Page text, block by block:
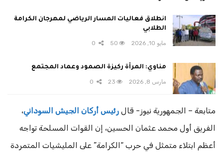
انطلاق فعاليات المسار الرياضي لمهرجان الكرامة
الطلابي
مايو 10, 2026 50
مناوي: المرأة ركيزة الصمود وعماد المجتمع
مارس 8, 2026 23
متابعة – الجمهورية نيوز- قال رئيس أركان الجيش السوداني،
الفريق أول محمد عثمان الحسين، إن القوات المسلحة تواجه
أعظم ابتلاء متمثل في حرب “الكرامة” على المليشيات المتمردة